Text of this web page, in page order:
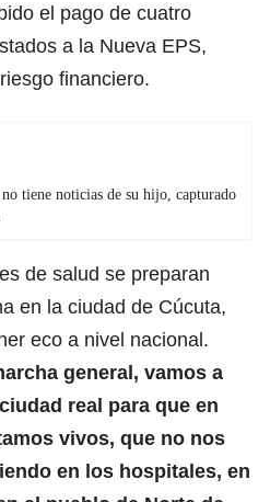
el pago de cuatro
a la Nueva EPS,
financiero.
tiene noticias de su hijo, capturado
de salud se preparan
en la ciudad de Cúcuta,
eco a nivel nacional.
general, vamos a
real para que en
vivos, que no nos
en los hospitales, en